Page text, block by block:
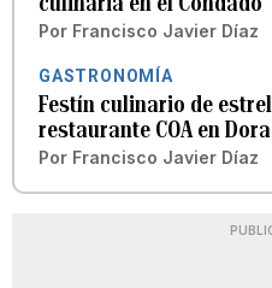
Por Francisco Javier Díaz
GASTRONOMÍA
Festín culinario de
restaurante COA en
Por Francisco Javier Díaz